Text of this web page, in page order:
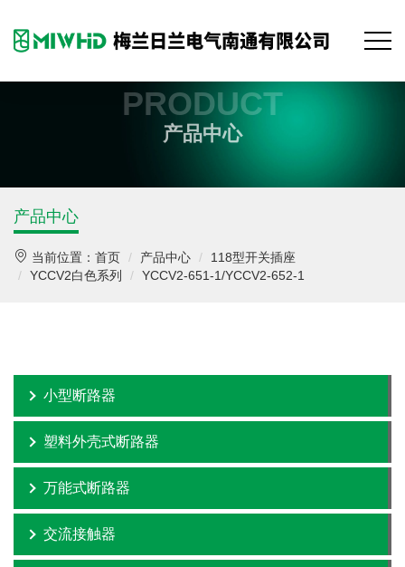
产品中心
PRODUCT
产品中心
当前位置： 首页 产品中心
118型开关插座
YCCV2白色系列
YCCV2-651-1/YCCV2-652-1
小型断路器
塑料外壳式断路器
万能式断路器
交流接触器